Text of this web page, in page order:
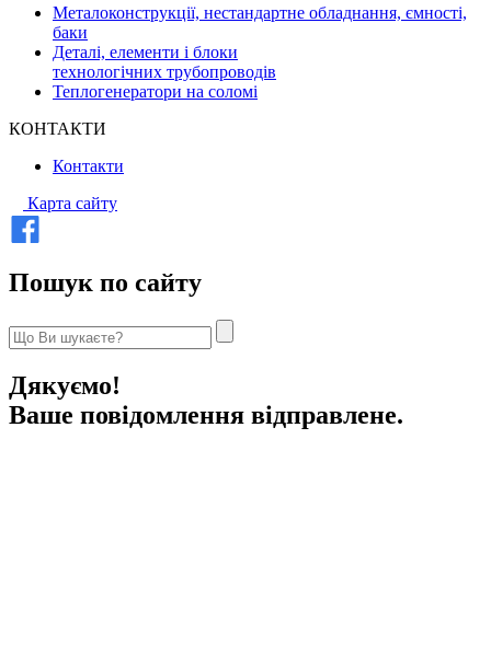
Металоконструкції, нестандартне обладнання, ємності,
баки
Деталі, елементи і блоки
технологічних трубопроводів
Теплогенератори на соломі
КОНТАКТИ
Контакти
Карта сайту
Пошук по сайту
Дякуємо!
Ваше повідомлення відправлене.